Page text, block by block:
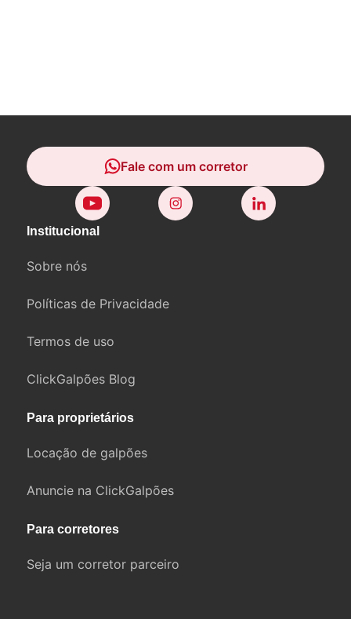
Institucional
Sobre nós
Políticas de Privacidade
Termos de uso
ClickGalpões Blog
Para proprietários
Locação de galpões
Anuncie na ClickGalpões
Para corretores
Seja um corretor parceiro
Fale com um corretor